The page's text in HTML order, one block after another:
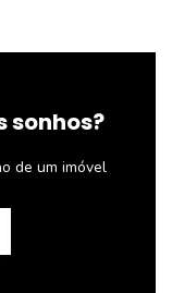
sonhos?
de um imóvel